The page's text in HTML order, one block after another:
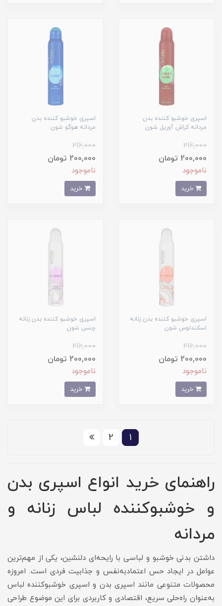
اسپری خوشبو کننده بدن
مردانه کراش آوریل شون
216,000
200,000 تومان
ناموجود
اسپری خوشبو کننده بدن
مردانه هوگو شون
216,000
200,000 تومان
ناموجود
اسپری خوشبو کننده بدن زنانه
اسکندلوس شون
216,000
200,000 تومان
ناموجود
اسپری خوشبو کننده بدن زنانه
چنس شون
216,000
200,000 تومان
ناموجود
1
2
راهنمای خرید انواع اسپری بدن
و خوشبوکننده لباس زنانه و
مردانه
داشتن بدنی خوشبو و لباسی با رایحه‌ای دلنشین، یکی از مهم‌ترین
عوامل در ایجاد حس اعتمادبه‌نفس و جذابیت فردی است. امروزه
محصولات متنوعی مانند اسپری بدن و اسپری خوشبوکننده لباس
به‌عنوان راه‌حلی سریع، اقتصادی و کاربردی برای این موضوع طراحی